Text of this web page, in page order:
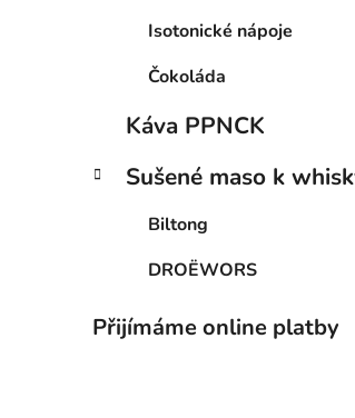
Isotonické nápoje
Čokoláda
Káva PPNCK
Sušené maso k
Biltong
DROËWORS
Přijímáme online platby